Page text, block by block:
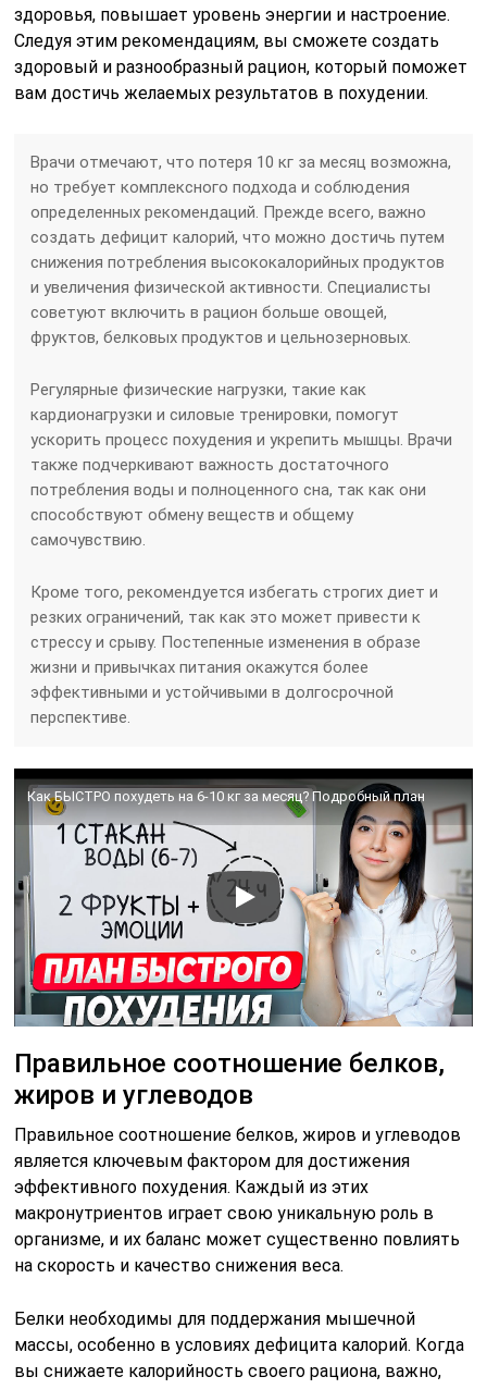
здоровья, повышает уровень энергии и настроение.
Следуя этим рекомендациям, вы сможете создать
здоровый и разнообразный рацион, который поможет
вам достичь желаемых результатов в похудении.
Врачи отмечают, что потеря 10 кг за месяц возможна,
но требует комплексного подхода и соблюдения
определенных рекомендаций. Прежде всего, важно
создать дефицит калорий, что можно достичь путем
снижения потребления высококалорийных продуктов
и увеличения физической активности. Специалисты
советуют включить в рацион больше овощей,
фруктов, белковых продуктов и цельнозерновых.
Регулярные физические нагрузки, такие как
кардионагрузки и силовые тренировки, помогут
ускорить процесс похудения и укрепить мышцы. Врачи
также подчеркивают важность достаточного
потребления воды и полноценного сна, так как они
способствуют обмену веществ и общему
самочувствию.
Кроме того, рекомендуется избегать строгих диет и
резких ограничений, так как это может привести к
стрессу и срыву. Постепенные изменения в образе
жизни и привычках питания окажутся более
эффективными и устойчивыми в долгосрочной
перспективе.
Как БЫСТРО похудеть на 6-10 кг за месяц? Подробный план
Правильное соотношение белков,
жиров и углеводов
Правильное соотношение белков, жиров и углеводов
является ключевым фактором для достижения
эффективного похудения. Каждый из этих
макронутриентов играет свою уникальную роль в
организме, и их баланс может существенно повлиять
на скорость и качество снижения веса.
Белки необходимы для поддержания мышечной
массы, особенно в условиях дефицита калорий. Когда
вы снижаете калорийность своего рациона, важно,